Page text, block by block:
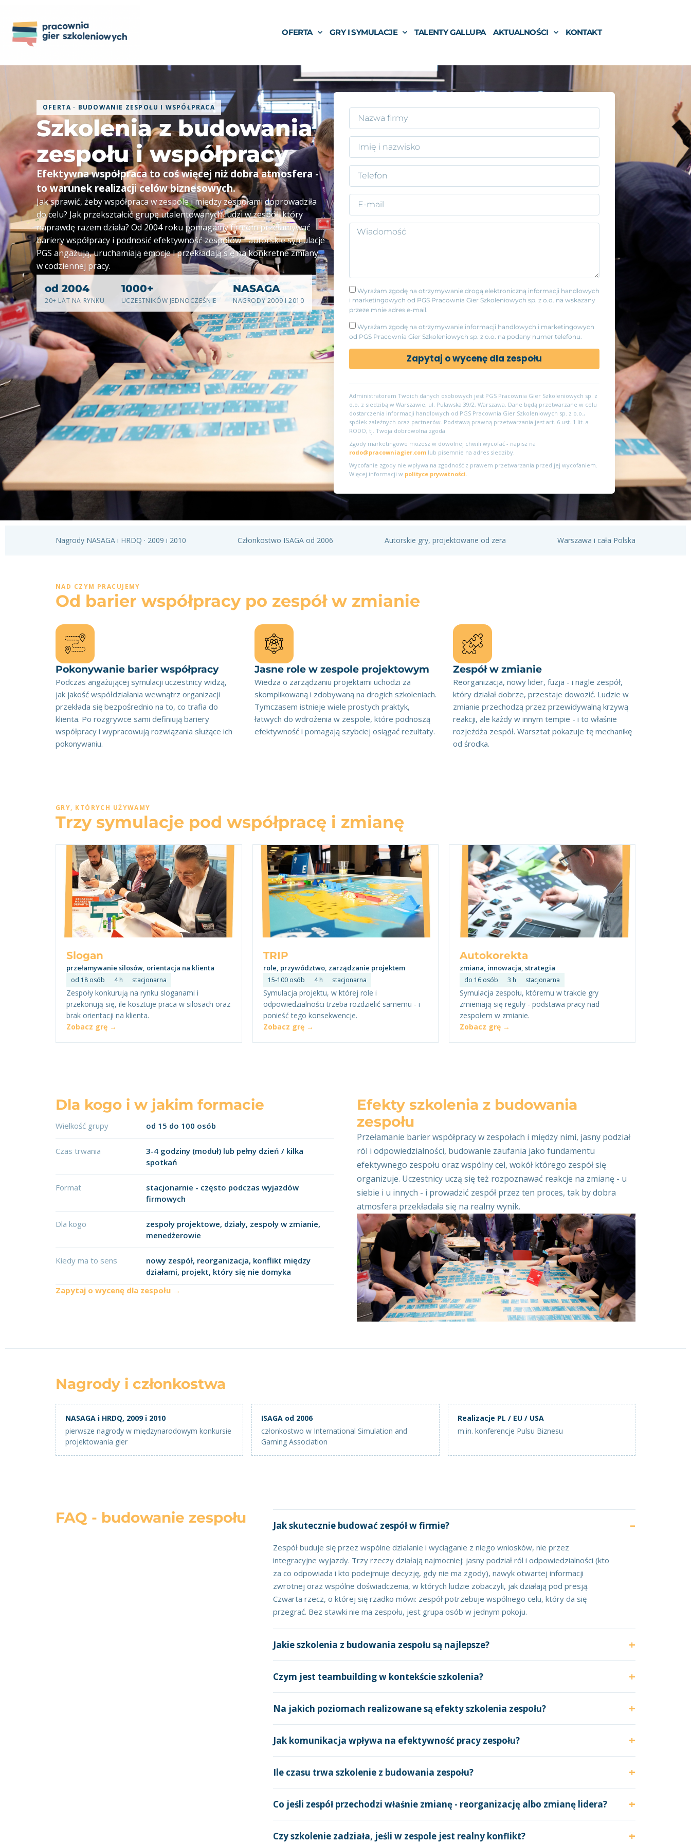
OFERTA GRY I SYMULACJE TALENTY GALLUPA AKTUALNOŚCI KONTAKT
OFERTA · BUDOWANIE ZESPOŁU I WSPÓŁPRACA
Szkolenia z budowania
zespołu i współpracy
Efektywna współpraca to coś więcej niż dobra atmosfera -
to warunek realizacji celów biznesowych.
Jak sprawić, żeby współpraca w zespole i między zespołami doprowadziła
do celu? Jak przekształcić grupę utalentowanych ludzi w zespół, który
naprawdę razem działa? Od 2004 roku pomagamy firmom przełamywać
bariery współpracy i podnosić efektywność zespołów - autorskie symulacje
PGS angażują, uruchamiają emocje i przekładają się na konkretne zmiany
w codziennej pracy.
od 2004
20+ LAT NA RYNKU
1000+
UCZESTNIKÓW JEDNOCZEŚNIE
NASAGA
NAGRODY 2009 I 2010
Wyrażam zgodę na otrzymywanie drogą elektroniczną informacji handlowych
i marketingowych od PGS Pracownia Gier Szkoleniowych sp. z o.o. na wskazany
przeze mnie adres e-mail.
Wyrażam zgodę na otrzymywanie informacji handlowych i marketingowych
od PGS Pracownia Gier Szkoleniowych sp. z o.o. na podany numer telefonu.
Zapytaj o wycenę dla zespołu
Administratorem Twoich danych osobowych jest PGS Pracownia Gier Szkoleniowych sp. z
o.o. z siedzibą w Warszawie, ul. Puławska 39/2, Warszawa. Dane będą przetwarzane w celu
dostarczenia informacji handlowych od PGS Pracownia Gier Szkoleniowych sp. z o.o.,
spółek zależnych oraz partnerów. Podstawą prawną przetwarzania jest art. 6 ust. 1 lit. a
RODO, tj. Twoja dobrowolna zgoda.
Zgody marketingowe możesz w dowolnej chwili wycofać - napisz na
rodo@pracowniagier.comlub pisemnie na adres siedziby.
Wycofanie zgody nie wpływa na zgodność z prawem przetwarzania przed jej wycofaniem.
Więcej informacji w polityce prywatności
Nagrody NASAGA i HRDQ · 2009 i 2010 Członkostwo ISAGA od 2006 Autorskie gry, projektowane od zera Warszawa i cała Polska
NAD CZYM PRACUJEMY
Od barier współpracy po zespół w zmianie
Pokonywanie barier współpracy
Podczas angażującej symulacji uczestnicy widzą,
jak jakość współdziałania wewnątrz organizacji
przekłada się bezpośrednio na to, co trafia do
klienta. Po rozgrywce sami definiują bariery
współpracy i wypracowują rozwiązania służące ich
pokonywaniu.
Jasne role w zespole projektowym
Wiedza o zarządzaniu projektami uchodzi za
skomplikowaną i zdobywaną na drogich szkoleniach.
Tymczasem istnieje wiele prostych praktyk,
łatwych do wdrożenia w zespole, które podnoszą
efektywność i pomagają szybciej osiągać rezultaty.
Zespół w zmianie
Reorganizacja, nowy lider, fuzja - i nagle zespół,
który działał dobrze, przestaje dowozić. Ludzie w
zmianie przechodzą przez przewidywalną krzywą
reakcji, ale każdy w innym tempie - i to właśnie
rozjeżdża zespół. Warsztat pokazuje tę mechanikę
od środka.
GRY, KTÓRYCH UŻYWAMY
Trzy symulacje pod współpracę i zmianę
Slogan
przełamywanie silosów, orientacja na klienta
od 18 osób 4 h stacjonarna
Zespoły konkurują na rynku sloganami i
przekonują się, ile kosztuje praca w silosach oraz
brak orientacji na klienta.
Zobacz grę →
TRIP
role, przywództwo, zarządzanie projektem
15-100 osób 4 h stacjonarna
Symulacja projektu, w której role i
odpowiedzialności trzeba rozdzielić samemu - i
ponieść tego konsekwencje.
Zobacz grę →
Autokorekta
zmiana, innowacja, strategia
do 16 osób 3 h stacjonarna
Symulacja zespołu, któremu w trakcie gry
zmieniają się reguły - podstawa pracy nad
zespołem w zmianie.
Zobacz grę →
Dla kogo i w jakim formacie
Wielkość grupy od 15 do 100 osób
Czas trwania
3-4 godziny (moduł) lub pełny dzień / kilka
spotkań
Format
stacjonarnie - często podczas wyjazdów
firmowych
Dla kogo
zespoły projektowe, działy, zespoły w zmianie,
menedżerowie
Kiedy ma to sens
nowy zespół, reorganizacja, konflikt między
działami, projekt, który się nie domyka
Zapytaj o wycenę dla zespołu →
Efekty szkolenia z budowania
zespołu
Przełamanie barier współpracy w zespołach i między nimi, jasny podział
ról i odpowiedzialności, budowanie zaufania jako fundamentu
efektywnego zespołu oraz wspólny cel, wokół którego zespół się
organizuje. Uczestnicy uczą się też rozpoznawać reakcje na zmianę - u
siebie i u innych - i prowadzić zespół przez ten proces, tak by dobra
atmosfera przekładała się na realny wynik.
Nagrody i członkostwa
NASAGA i HRDQ, 2009 i 2010
pierwsze nagrody w międzynarodowym konkursie
projektowania gier
ISAGA od 2006
członkostwo w International Simulation and
Gaming Association
Realizacje PL / EU / USA
m.in. konferencje Pulsu Biznesu
FAQ - budowanie zespołu Jak skutecznie budować zespół w firmie?
Zespół buduje się przez wspólne działanie i wyciąganie z niego wniosków, nie przez
integracyjne wyjazdy. Trzy rzeczy działają najmocniej: jasny podział ról i odpowiedzialności (kto
za co odpowiada i kto podejmuje decyzję, gdy nie ma zgody), nawyk otwartej informacji
zwrotnej oraz wspólne doświadczenia, w których ludzie zobaczyli, jak działają pod presją.
Czwarta rzecz, o której się rzadko mówi: zespół potrzebuje wspólnego celu, który da się
przegrać. Bez stawki nie ma zespołu, jest grupa osób w jednym pokoju.
Jakie szkolenia z budowania zespołu są najlepsze?
Czym jest teambuilding w kontekście szkolenia?
Na jakich poziomach realizowane są efekty szkolenia zespołu?
Jak komunikacja wpływa na efektywność pracy zespołu?
Ile czasu trwa szkolenie z budowania zespołu?
Co jeśli zespół przechodzi właśnie zmianę - reorganizację albo zmianę lidera?
Czy szkolenie zadziała, jeśli w zespole jest realny konflikt?